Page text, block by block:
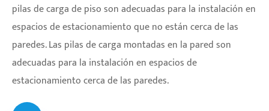
pilas de carga de piso son adecuadas para la instalación en
espacios de estacionamiento que no están cerca de las
paredes. Las pilas de carga montadas en la pared son
adecuadas para la instalación en espacios de
estacionamiento cerca de las paredes.